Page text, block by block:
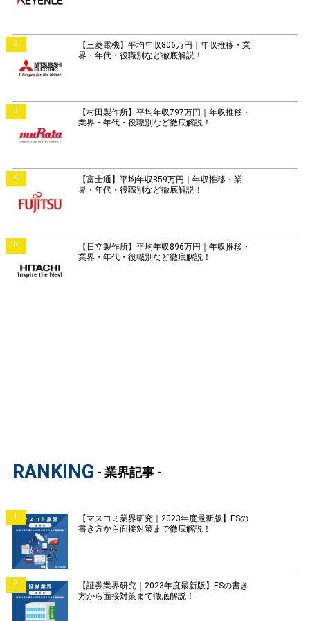
2
【三菱電機】平均年収806万円｜年収推移・業
界・年代・役職別など徹底解説！
3
【村田製作所】平均年収797万円｜年収推移・
業界・年代・役職別など徹底解説！
4
【富士通】平均年収859万円｜年収推移・業
界・年代・役職別など徹底解説！
5
【日立製作所】平均年収896万円｜年収推移・
業界・年代・役職別など徹底解説！
RANKING - 業界記事 -
1
【マスコミ業界研究｜2023年度最新版】ESの
書き方から面接対策まで徹底解説！
2
【証券業界研究｜2023年度最新版】ESの書き
方から面接対策まで徹底解説！